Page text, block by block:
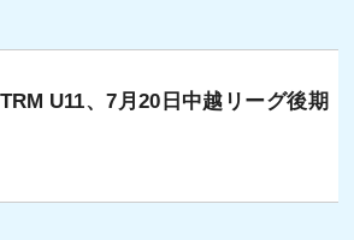
U11、7月20日中越リーグ後期